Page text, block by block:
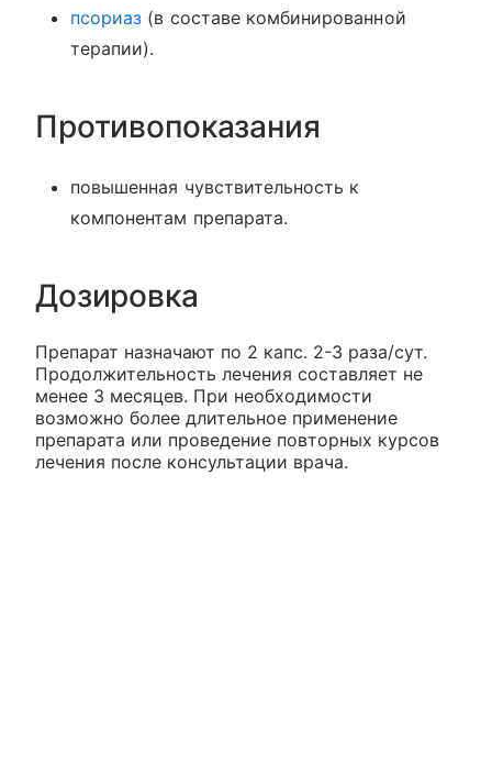
псориаз (в составе комбинированной
терапии).
Противопоказания
повышенная чувствительность к
компонентам препарата.
Дозировка
Препарат назначают по 2 капс. 2-3 раза/сут.
Продолжительность лечения составляет не
менее 3 месяцев. При необходимости
возможно более длительное применение
препарата или проведение повторных курсов
лечения после консультации врача.